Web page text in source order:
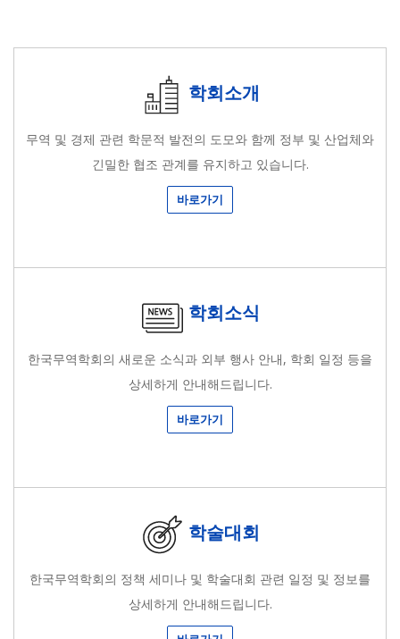
학회소개
무역 및 경제 관련 학문적 발전의 도모와 함께 정부 및 산업체와
긴밀한 협조 관계를 유지하고 있습니다.
바로가기
학회소식
한국무역학회의 새로운 소식과 외부 행사 안내, 학회 일정 등을
상세하게 안내해드립니다.
바로가기
학술대회
한국무역학회의 정책 세미나 및 학술대회 관련 일정 및 정보를
상세하게 안내해드립니다.